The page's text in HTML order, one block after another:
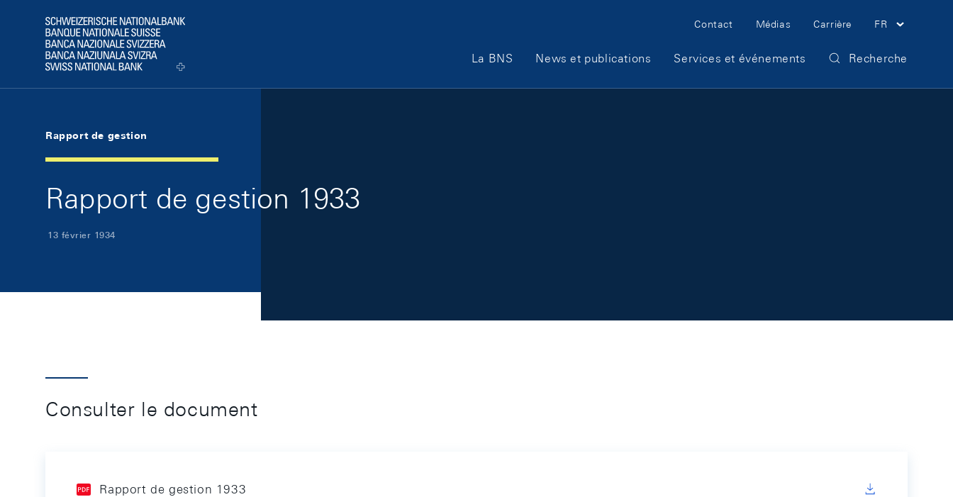
Logo
Meta Navigation
Contact Médias Carrière FR
Main Navigation
La BNS News et publications Services et événements Recherche
Rapport de gestion
Rapport de gestion 1933
13 février 1934
Consulter le document
Rapport de gestion 1933